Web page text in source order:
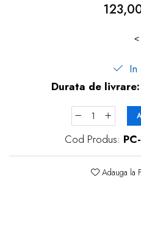
<
In
Durata de livrare:
Cod Produs:
Adauga la